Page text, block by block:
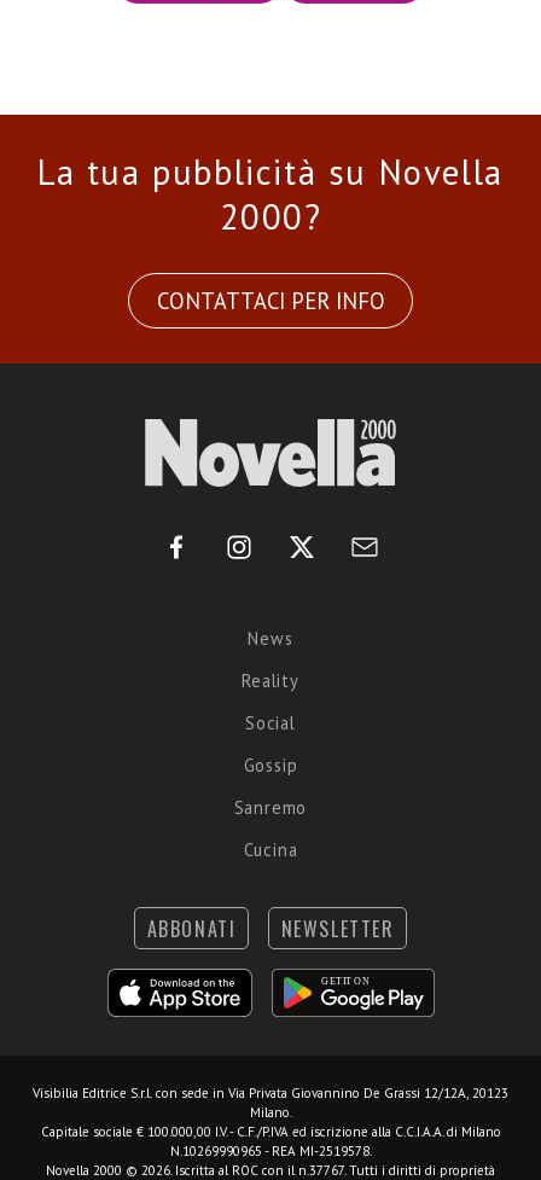
La tua pubblicità su Novella
2000?
CONTATTACI PER INFO
News
Reality
Social
Gossip
Sanremo
Cucina
ABBONATI NEWSLETTER
Visibilia Editrice S.r.l. con sede in Via Privata Giovannino De Grassi 12/12A, 20123
Milano.
Capitale sociale € 100.000,00 I.V. - C.F./P.IVA ed iscrizione alla C.C.I.A.A. di Milano
N.10269990965 - REA MI-2519578.
Novella 2000 © 2026. Iscritta al ROC con il n.37767. Tutti i diritti di proprietà